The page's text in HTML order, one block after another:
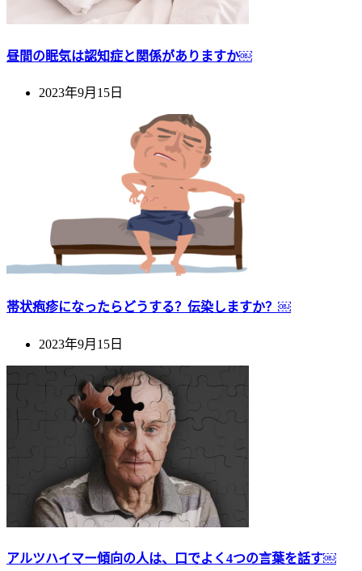
昼間の眠気は認知症と関係がありますか￼
2023年9月15日
帯状疱疹になったらどうする？伝染しますか？￼
2023年9月15日
アルツハイマー傾向の人は、口でよく4つの言葉を話す￼